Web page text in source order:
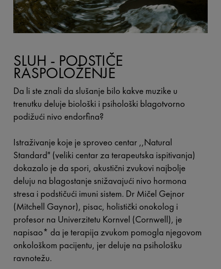
SLUH - PODSTIČE
RASPOLOŽENJE
Da li ste znali da slušanje bilo kakve muzike u
trenutku deluje biološki i psihološki blagotvorno
podižući nivo endorfina?
Istraživanje koje je sproveo centar ,,Natural
Standard" (veliki centar za terapeutska ispitivanja)
dokazalo je da spori, akustični zvukovi najbolje
deluju na blagostanje snižavajući nivo hormona
stresa i podstičući imuni sistem. Dr Mičel Gejnor
(Mitchell Gaynor), pisac, holistički onokolog i
profesor na Univerzitetu Kornvel (Cornwell), je
napisao* da je terapija zvukom pomogla njegovom
onkološkom pacijentu, jer deluje na psihološku
ravnotežu.